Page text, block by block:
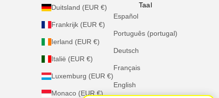
Duitsland (EUR €)
Frankrijk (EUR €)
Ierland (EUR €)
Italië (EUR €)
Luxemburg (EUR €)
Monaco (EUR €)
Taal
Español
Português (portugal)
Deutsch
Français
English